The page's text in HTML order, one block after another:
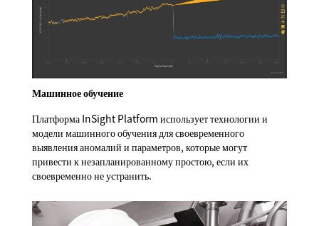
Машинное обучение
Платформа InSight Platform использует технологии и
модели машинного обучения для своевременного
выявления аномалий и параметров, которые могут
привести к незапланированному простою, если их
своевременно не устранить.